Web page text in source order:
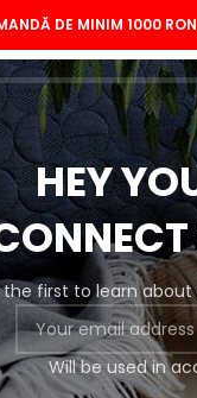
HEY
the first to learn
Will be used in
DE MINIM 1000